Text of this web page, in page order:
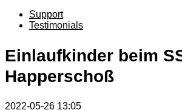
Support
Testimonials
Einlaufkinder beim
Happerschoß
2022-05-26 13:05